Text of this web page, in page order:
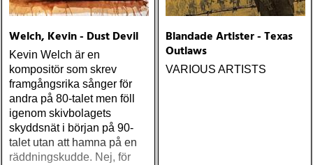
Welch, Kevin - Dust Devil
Kevin Welch är en
kompositör som skrev
framgångsrika sånger för
andra på 80-talet men föll
igenom skivbolagets
skyddsnät i början på 90-
talet utan att hamna på en
räddningskudde. Nej, för
Blandade Artister - Texas
Outlaws
VARIOUS ARTISTS